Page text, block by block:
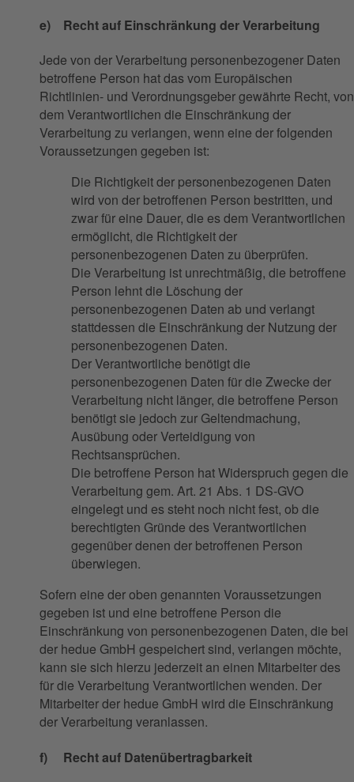
e) Recht auf Einschränkung der Verarbeitung
Jede von der Verarbeitung personenbezogener Daten
betroffene Person hat das vom Europäischen
Richtlinien- und Verordnungsgeber gewährte Recht, von
dem Verantwortlichen die Einschränkung der
Verarbeitung zu verlangen, wenn eine der folgenden
Voraussetzungen gegeben ist:
Die Richtigkeit der personenbezogenen Daten
wird von der betroffenen Person bestritten, und
zwar für eine Dauer, die es dem Verantwortlichen
ermöglicht, die Richtigkeit der
personenbezogenen Daten zu überprüfen.
Die Verarbeitung ist unrechtmäßig, die betroffene
Person lehnt die Löschung der
personenbezogenen Daten ab und verlangt
stattdessen die Einschränkung der Nutzung der
personenbezogenen Daten.
Der Verantwortliche benötigt die
personenbezogenen Daten für die Zwecke der
Verarbeitung nicht länger, die betroffene Person
benötigt sie jedoch zur Geltendmachung,
Ausübung oder Verteidigung von
Rechtsansprüchen.
Die betroffene Person hat Widerspruch gegen die
Verarbeitung gem. Art. 21 Abs. 1 DS-GVO
eingelegt und es steht noch nicht fest, ob die
berechtigten Gründe des Verantwortlichen
gegenüber denen der betroffenen Person
überwiegen.
Sofern eine der oben genannten Voraussetzungen
gegeben ist und eine betroffene Person die
Einschränkung von personenbezogenen Daten, die bei
der hedue GmbH gespeichert sind, verlangen möchte,
kann sie sich hierzu jederzeit an einen Mitarbeiter des
für die Verarbeitung Verantwortlichen wenden. Der
Mitarbeiter der hedue GmbH wird die Einschränkung
der Verarbeitung veranlassen.
f) Recht auf Datenübertragbarkeit